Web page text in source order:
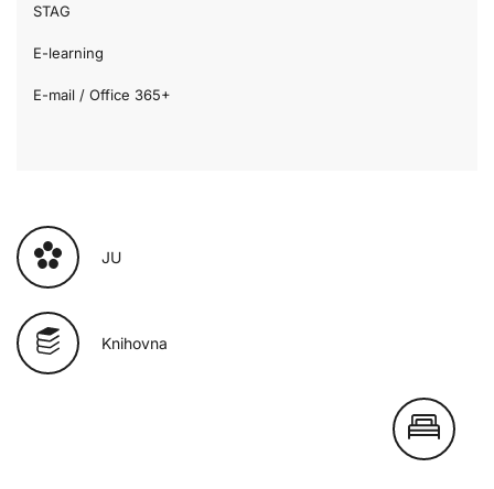
STAG
E-learning
E-mail / Office 365+
JU
Knihovna